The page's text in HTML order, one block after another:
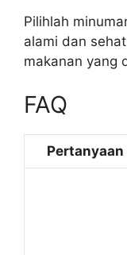
Pilihlah
alami dan
makanan yang
FAQ
Pertanyaan